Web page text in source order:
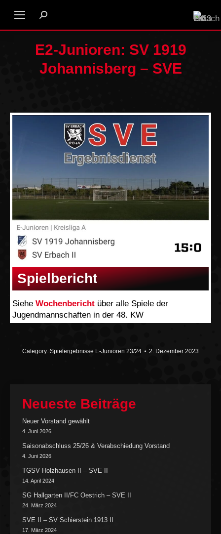
E2-Junioren: SV 1919
Johannisberg – SVE
Spielbericht
Siehe Wochenbericht über alle Spiele der
Jugendmannschaften in der 48. KW
Category: Spielergebnisse E-Junioren 23/24 2. Dezember 2023
Neueste Beiträge
Neuer Vorstand gewählt
4. Juni 2026
Saisonabschluss 25/26 & Verabschiedung Vorstand
4. Juni 2026
TGSV Holzhausen II – SVE II
14. April 2024
SG Hallgarten II/FC Oestrich – SVE II
24. März 2024
SVE II – SV Schierstein 1913 II
17. März 2024